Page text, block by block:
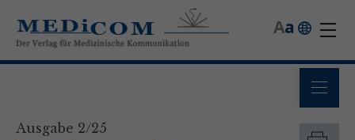
a
A
Ausgabe 2/25